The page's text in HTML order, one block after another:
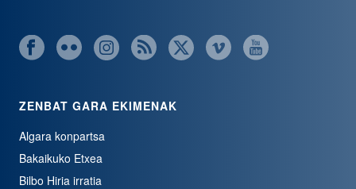
ZENBAT GARA EKIMENAK
Algara konpartsa
Bakaikuko Etxea
Bilbo Hiria irratia